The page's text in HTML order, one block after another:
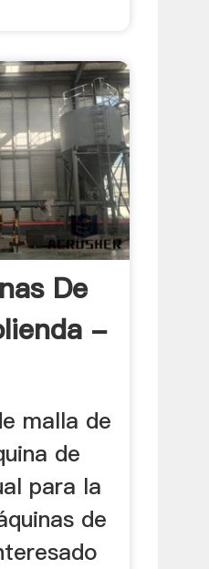
De
-
malla de
de
para la
de